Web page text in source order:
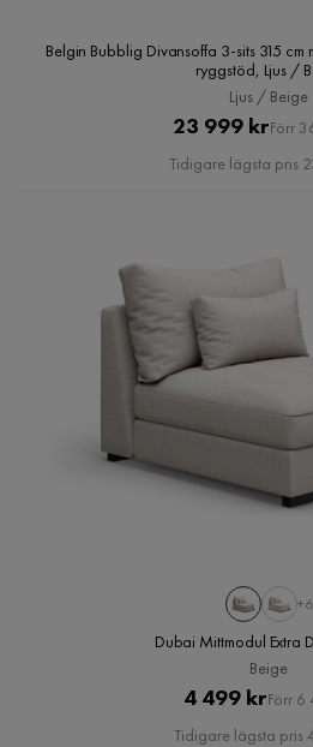
Belgin Bubblig Divansoffa 3-sits 315
ryggstöd, Ljus /
Ljus / Beige
Pris
23 999 kr
Pris
Förr
Tidigare lägsta pris
+6
Dubai Mittmodul Extra
Beige
Pris
4 499 kr
Pris
Förr 6
Tidigare lägsta pris